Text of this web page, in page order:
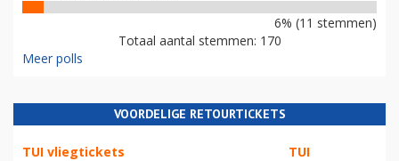
6% (11 stemmen)
Totaal aantal stemmen: 170
Meer polls
VOORDELIGE RETOURTICKETS
TUI vliegtickets TUI